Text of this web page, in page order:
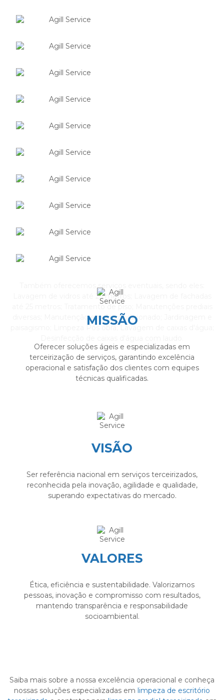
Também oferecemos serviços eventuais, sendo eles:
Lavagem de vidros até 25 metros; Lavagem de fachadas
até 25 metros; Tratamento de piso; Manutenções prediais
diversas; Manutenção em Ar condicionado; Jardinagem e
paisagismo; Limpeza Pós obra; Lavagem de caixas d'água;
MISSÃO
Oferecer soluções ágeis e especializadas em
terceirização de serviços, garantindo excelência
operacional e satisfação dos clientes com equipes
técnicas qualificadas.
VISÃO
Ser referência nacional em serviços terceirizados,
reconhecida pela inovação, agilidade e qualidade,
superando expectativas do mercado.
VALORES
Ética, eficiência e sustentabilidade. Valorizamos
pessoas, inovação e compromisso com resultados,
mantendo transparência e responsabilidade
socioambiental.
Saiba mais sobre a nossa excelência operacional e conheça
nossas soluções especializadas em limpeza de escritório